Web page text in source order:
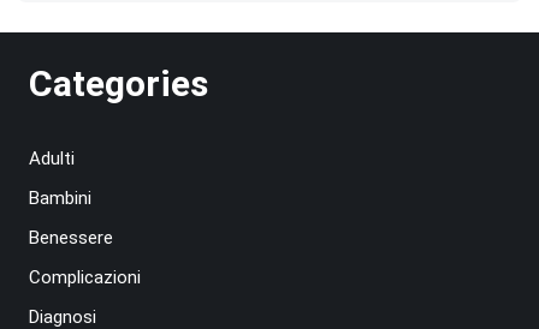
Categories
Adulti
Bambini
Benessere
Complicazioni
Diagnosi